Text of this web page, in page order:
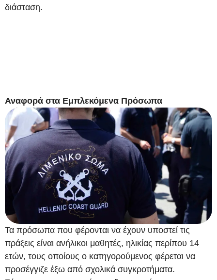
διάσταση.
Αναφορά στα Εμπλεκόμενα Πρόσωπα
Τα πρόσωπα που φέρονται να έχουν υποστεί τις
πράξεις είναι ανήλικοι μαθητές, ηλικίας περίπου 14
ετών, τους οποίους ο κατηγορούμενος φέρεται να
προσέγγιζε έξω από σχολικά συγκροτήματα.